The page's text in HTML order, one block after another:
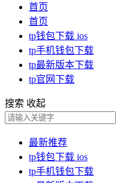
首页
首页
tp钱包下载 ios
tp手机钱包下载
tp最新版本下载
tp官网下载
搜索 收起
最新推荐
tp钱包下载 ios
tp手机钱包下载